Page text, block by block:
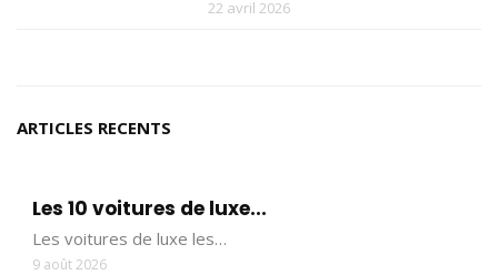
22 avril 2026
ARTICLES RECENTS
Les 10 voitures de luxe...
Les voitures de luxe les…
9 août 2026